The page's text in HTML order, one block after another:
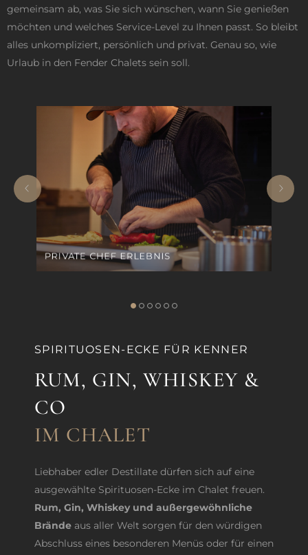
gemeinsam ab, was Sie sich wünschen, wann Sie genießen
möchten und welches Service-Level zu Ihnen passt. So bleibt
alles unkompliziert, persönlich und privat. Genau so, wie
Urlaub in den Fender Chalets sein soll.
PRIVATE CHEF ERLEBNIS
SPIRITUOSEN-ECKE FÜR KENNER
RUM, GIN, WHISKEY &
CO
IM CHALET
Liebhaber edler Destillate dürfen sich auf eine
ausgewählte Spirituosen-Ecke im Chalet freuen.
Rum, Gin, Whiskey und außergewöhnliche
Brände aus aller Welt sorgen für den würdigen
Abschluss eines besonderen Menüs oder für einen